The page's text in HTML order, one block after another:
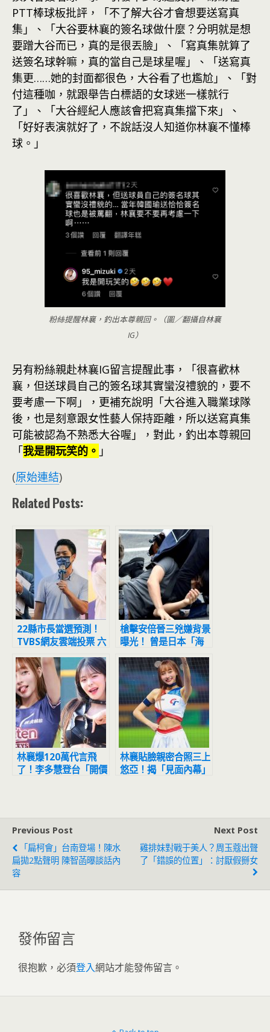
PTT棒球板批評，「不了解大谷才會想要送寫真
集」、「大谷要林襄的簽名球做什麼？分明就是想
要蹭大谷而已，真的是很丟臉」、「寫真集就算了
送簽名球幹嘛，真的當自己是球星喔」、「送寫真
集更……她的封面都很色，大谷看了也尷尬」、「對
付這種咖，就跟舉告白標語的女球迷一樣就行
了」、「大谷經紀人應該會把寫真集擋下來」、
「好好表演就好了，不說話沒人知道你林襄不懂棒
球。」
粉絲提醒林襄，釣出本尊親回。（圖／翻攝自林襄
IG）
另有粉絲親赴林襄IG留言提醒此事，「很喜歡林
襄，但送球員自己的簽名球其實蠻沒禮貌的，要不
要考慮一下啊」，更補充說明「大谷進入職業球隊
後，也是刻意跟女性藝人保持距離，所以送寫真集
可能被認為不熟悉大谷喔」，對此，釣出本尊親回
「我是開玩笑的。 」
(原始連結)
Related Posts:
22縣市長當選預測！
TVBS網友雲端投票 六
都勝者曝光
槍擊安倍晉三兇嫌背景
曝光！ 曾是日本「海
上自衛隊員」
林襄爆120萬代言飛
了！李多慧登台「開價
林襄貼臉親密合照三上
悠亞！揭「見面內幕」
Previous Post
「扁柯會」台南登場！陳水
扁拋2點聲明 陳智菡曝談話內
容
Next Post
雞排妹對戰于美人？周玉蔻出聲
了「錯誤的位置」：討厭假掰女
發佈留言
很抱歉，必須登入網站才能發佈留言。